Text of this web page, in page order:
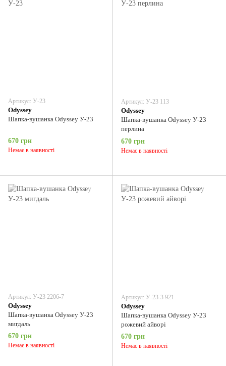
Артикул: У-23
Odyssey
Шапка-вушанка Odyssey У-23
670 грн
Немає в наявності
Артикул: У-23 113
Odyssey
Шапка-вушанка Odyssey У-23
перлина
670 грн
Немає в наявності
Артикул: У-23 2206-7
Odyssey
Шапка-вушанка Odyssey У-23
мигдаль
670 грн
Немає в наявності
Артикул: У-23-3 921
Odyssey
Шапка-вушанка Odyssey У-23
рожевий айворі
670 грн
Немає в наявності